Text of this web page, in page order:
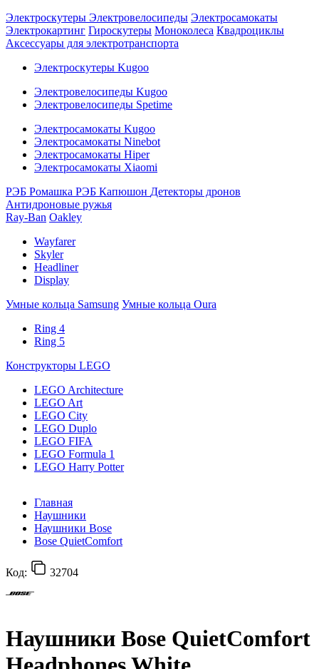
Электроскутеры Электровелосипеды Электросамокаты
Электрокартинг Гироскутеры Моноколеса Квадроциклы
Аксессуары для электротранспорта
Электроскутеры Kugoo
Электровелосипеды Kugoo
Электровелосипеды Spetime
Электросамокаты Kugoo
Электросамокаты Ninebot
Электросамокаты Hiper
Электросамокаты Xiaomi
РЭБ Ромашка РЭБ Капюшон Детекторы дронов
Антидроновые ружья
Ray-Ban Oakley
Wayfarer
Skyler
Headliner
Display
Умные кольца Samsung Умные кольца Oura
Ring 4
Ring 5
Конструкторы LEGO
LEGO Architecture
LEGO Art
LEGO City
LEGO Duplo
LEGO FIFA
LEGO Formula 1
LEGO Harry Potter
Главная
Наушники
Наушники Bose
Bose QuietComfort
Код: 32704
Наушники Bose QuietComfort